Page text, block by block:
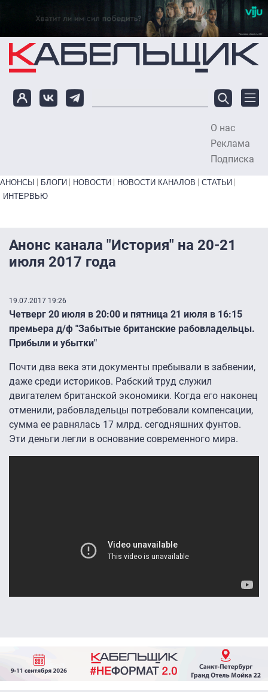
Перейти к основному содержанию
О нас
Реклама
Подписка
Primary links bottom
АНОНСЫ БЛОГИ НОВОСТИ НОВОСТИ КАНАЛОВ
СТАТЬИ
ИНТЕРВЬЮ
Анонс канала "История" на 20-21
июля 2017 года
19.07.2017 19:26
Четверг 20 июля в 20:00 и пятница 21 июля в 16:15
премьера д/ф "Забытые британские рабовладельцы.
Прибыли и убытки"
Почти два века эти документы пребывали в забвении,
даже среди историков. Рабский труд служил
двигателем британской экономики. Когда его наконец
отменили, рабовладельцы потребовали компенсации,
сумма ее равнялась 17 млрд. сегодняшних фунтов.
Эти деньги легли в основание современного мира.